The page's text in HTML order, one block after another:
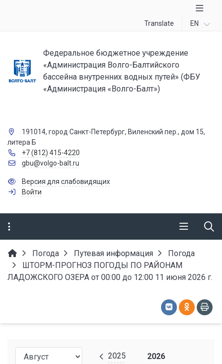
Translate EN
Федеральное бюджетное учреждение
«Администрация Волго-Балтийского
бассейна внутренних водных путей» (ФБУ
«Администрация «Волго-Балт»)
191014, город Санкт-Петербург, Виленский пер., дом 15,
литера Б
+7 (812) 415-4220
gbu@volgo-balt.ru
Версия для слабовидящих
Войти
Погода Путевая информация
Погода
ШТОРМ-ПРОГНОЗ ПОГОДЫ ПО РАЙОНАМ
ЛАДОЖСКОГО ОЗЕРА от 00:00 до 12:00 11 июня 2026 г.
2025 2026